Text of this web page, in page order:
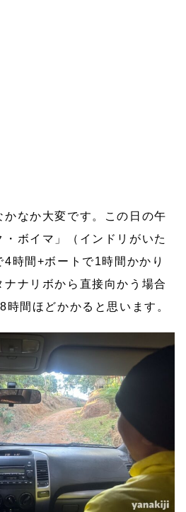
かなか大変です。この日の午
ボイマ」（インドリがいた
時間+ボートで1時間かかり
ナナリボから直接向かう場合
間ほどかかると思います。